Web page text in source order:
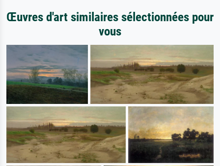
Œuvres d'art similaires sélectionnées pour
vous